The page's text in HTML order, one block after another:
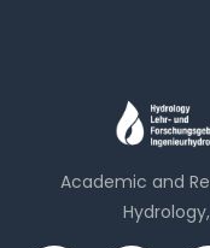
Academic and